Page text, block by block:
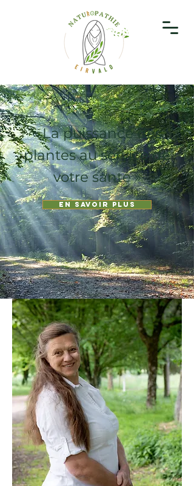
« La puissance des
plantes au service de
votre santé »
En savoir plus